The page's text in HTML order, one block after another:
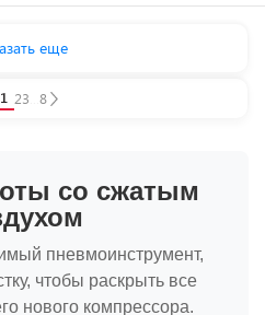
еще
1 23 8
со сжатым
пневмоинструмент,
чтобы раскрыть все
нового компрессора.